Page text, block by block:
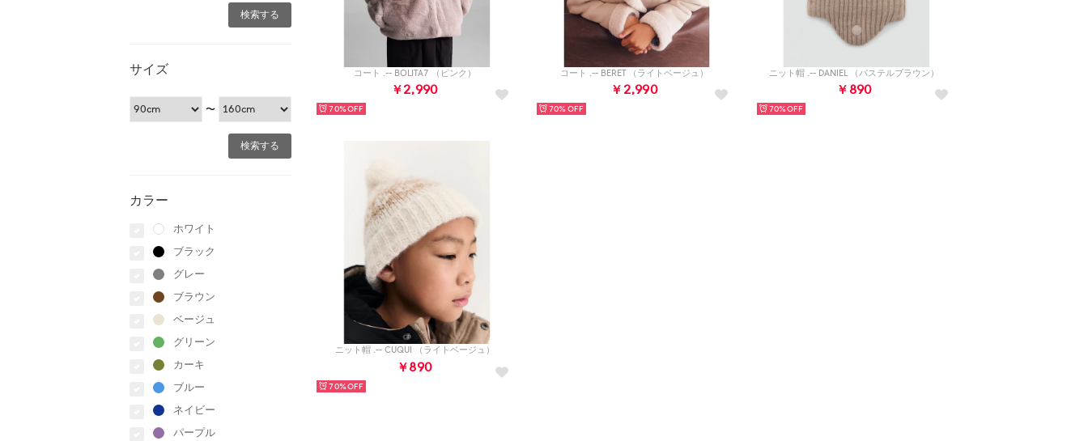
サイズ
〜
カラー
ホワイト
ブラック
グレー
ブラウン
ベージュ
グリーン
カーキ
ブルー
ネイビー
パープル
コート .-- BOLITA7 （ピンク）
￥2,990
70%
コート .-- BERET （ライトベージュ）
￥2,990
70%
ニット帽 .-- DANIEL （パステルブラウン）
￥890
70%
ニット帽 .-- CUQUI （ライトベージュ）
￥890
70%